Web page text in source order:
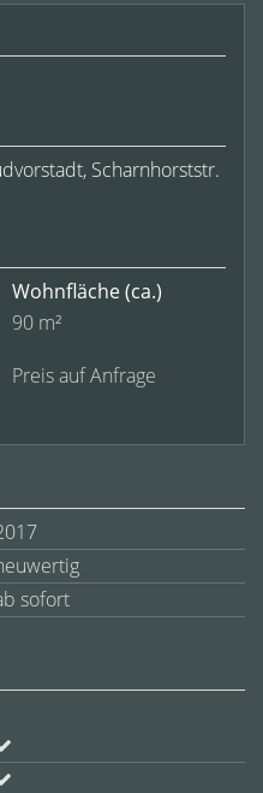
Scharnhorststr.
Wohnfläche(ca.)
90 m²
Preis auf Anfrage
sofort